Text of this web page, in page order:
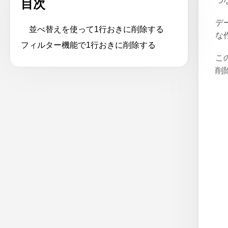
目次
並べ替えを使って1行おきに削除する
フィルター機能で1行おきに削除する
デ
な
こ
削